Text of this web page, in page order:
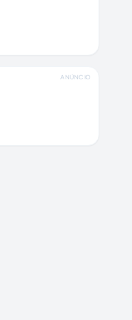
ANÚNCIO